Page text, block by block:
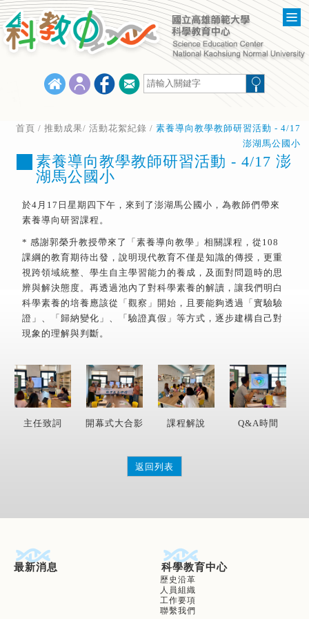
首頁 / 推動成果/ 活動花絮紀錄 / 素養導向教學教師研習活動 - 4/17
澎湖馬公國小
素養導向教學教師研習活動 - 4/17 澎
湖馬公國小
於4月17日星期四下午，來到了澎湖馬公國小，為教師們帶來
素養導向研習課程。
* 感謝郭榮升教授帶來了「素養導向教學」相關課程，從108
課綱的教育期待出發，說明現代教育不僅是知識的傳授，更重
視跨領域統整、學生自主學習能力的養成，及面對問題時的思
辨與解決態度。再透過池內了對科學素養的解讀，讓我們明白
科學素養的培養應該從「觀察」開始，且要能夠透過「實驗驗
證」、「歸納變化」、「驗證真假」等方式，逐步建構自己對
現象的理解與判斷。
主任致詞 開幕式大合影 課程解說 Q&A時間
返回列表
最新消息 科學教育中心
歷史沿革
人員組織
工作要項
聯繫我們